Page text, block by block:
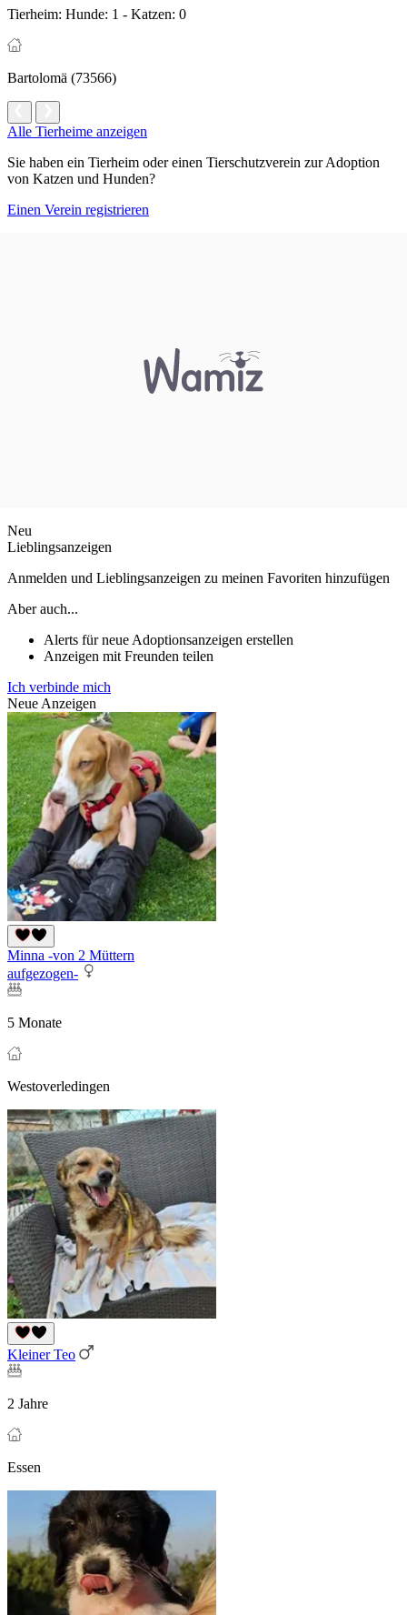
Tierheim: Hunde: 1 - Katzen: 0
Bartolomä (73566)
Alle Tierheime anzeigen
Sie haben ein Tierheim oder einen Tierschutzverein zur Adoption
von Katzen und Hunden?
Einen Verein registrieren
Neu
Lieblingsanzeigen
Anmelden und Lieblingsanzeigen zu meinen Favoriten hinzufügen
Aber auch...
Alerts für neue Adoptionsanzeigen erstellen
Anzeigen mit Freunden teilen
Ich verbinde mich
Neue Anzeigen
Minna -von 2 Müttern
aufgezogen-
5 Monate
Westoverledingen
Kleiner Teo
2 Jahre
Essen